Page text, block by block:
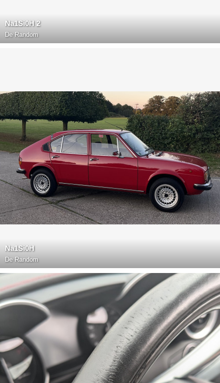
Na1Si0H 2
De Random
Na1Si0H
De Random